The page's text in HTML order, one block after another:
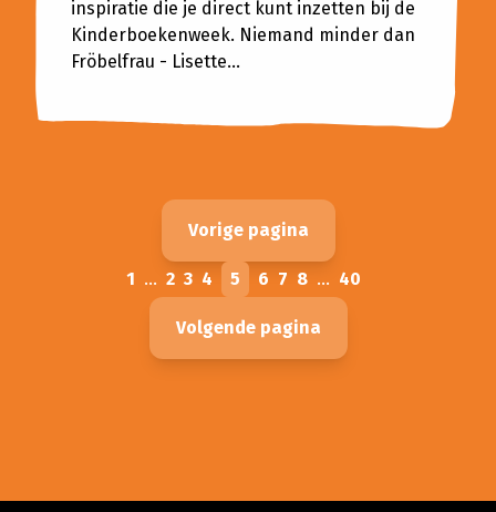
inspiratie die je direct kunt inzetten bij de
Kinderboekenweek. Niemand minder dan
Fröbelfrau - Lisette...
Vorige pagina
1 ... 2 3 4 5 6 7 8 ... 40
Volgende pagina